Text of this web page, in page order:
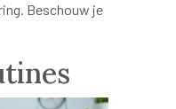
Beschouw je